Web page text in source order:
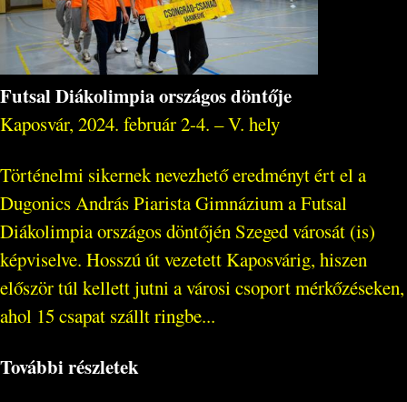
Futsal Diákolimpia országos döntője
Kaposvár, 2024. február 2-4. – V. hely
Történelmi sikernek nevezhető eredményt ért el a
Dugonics András Piarista Gimnázium a Futsal
Diákolimpia országos döntőjén Szeged városát (is)
képviselve. Hosszú út vezetett Kaposvárig, hiszen
először túl kellett jutni a városi csoport mérkőzéseken,
ahol 15 csapat szállt ringbe...
További részletek